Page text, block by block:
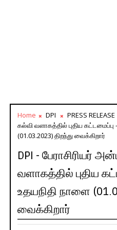
Home DPI PRESS RELEASE
கல்வி வளாகத்தில் புதிய
(01.03.2023) திறந்து வைக்கிறார்
DPI - பேராசிரியர்
வளாகத்தில் புதிய
உதயநிதி நாளை
வைக்கிறார்